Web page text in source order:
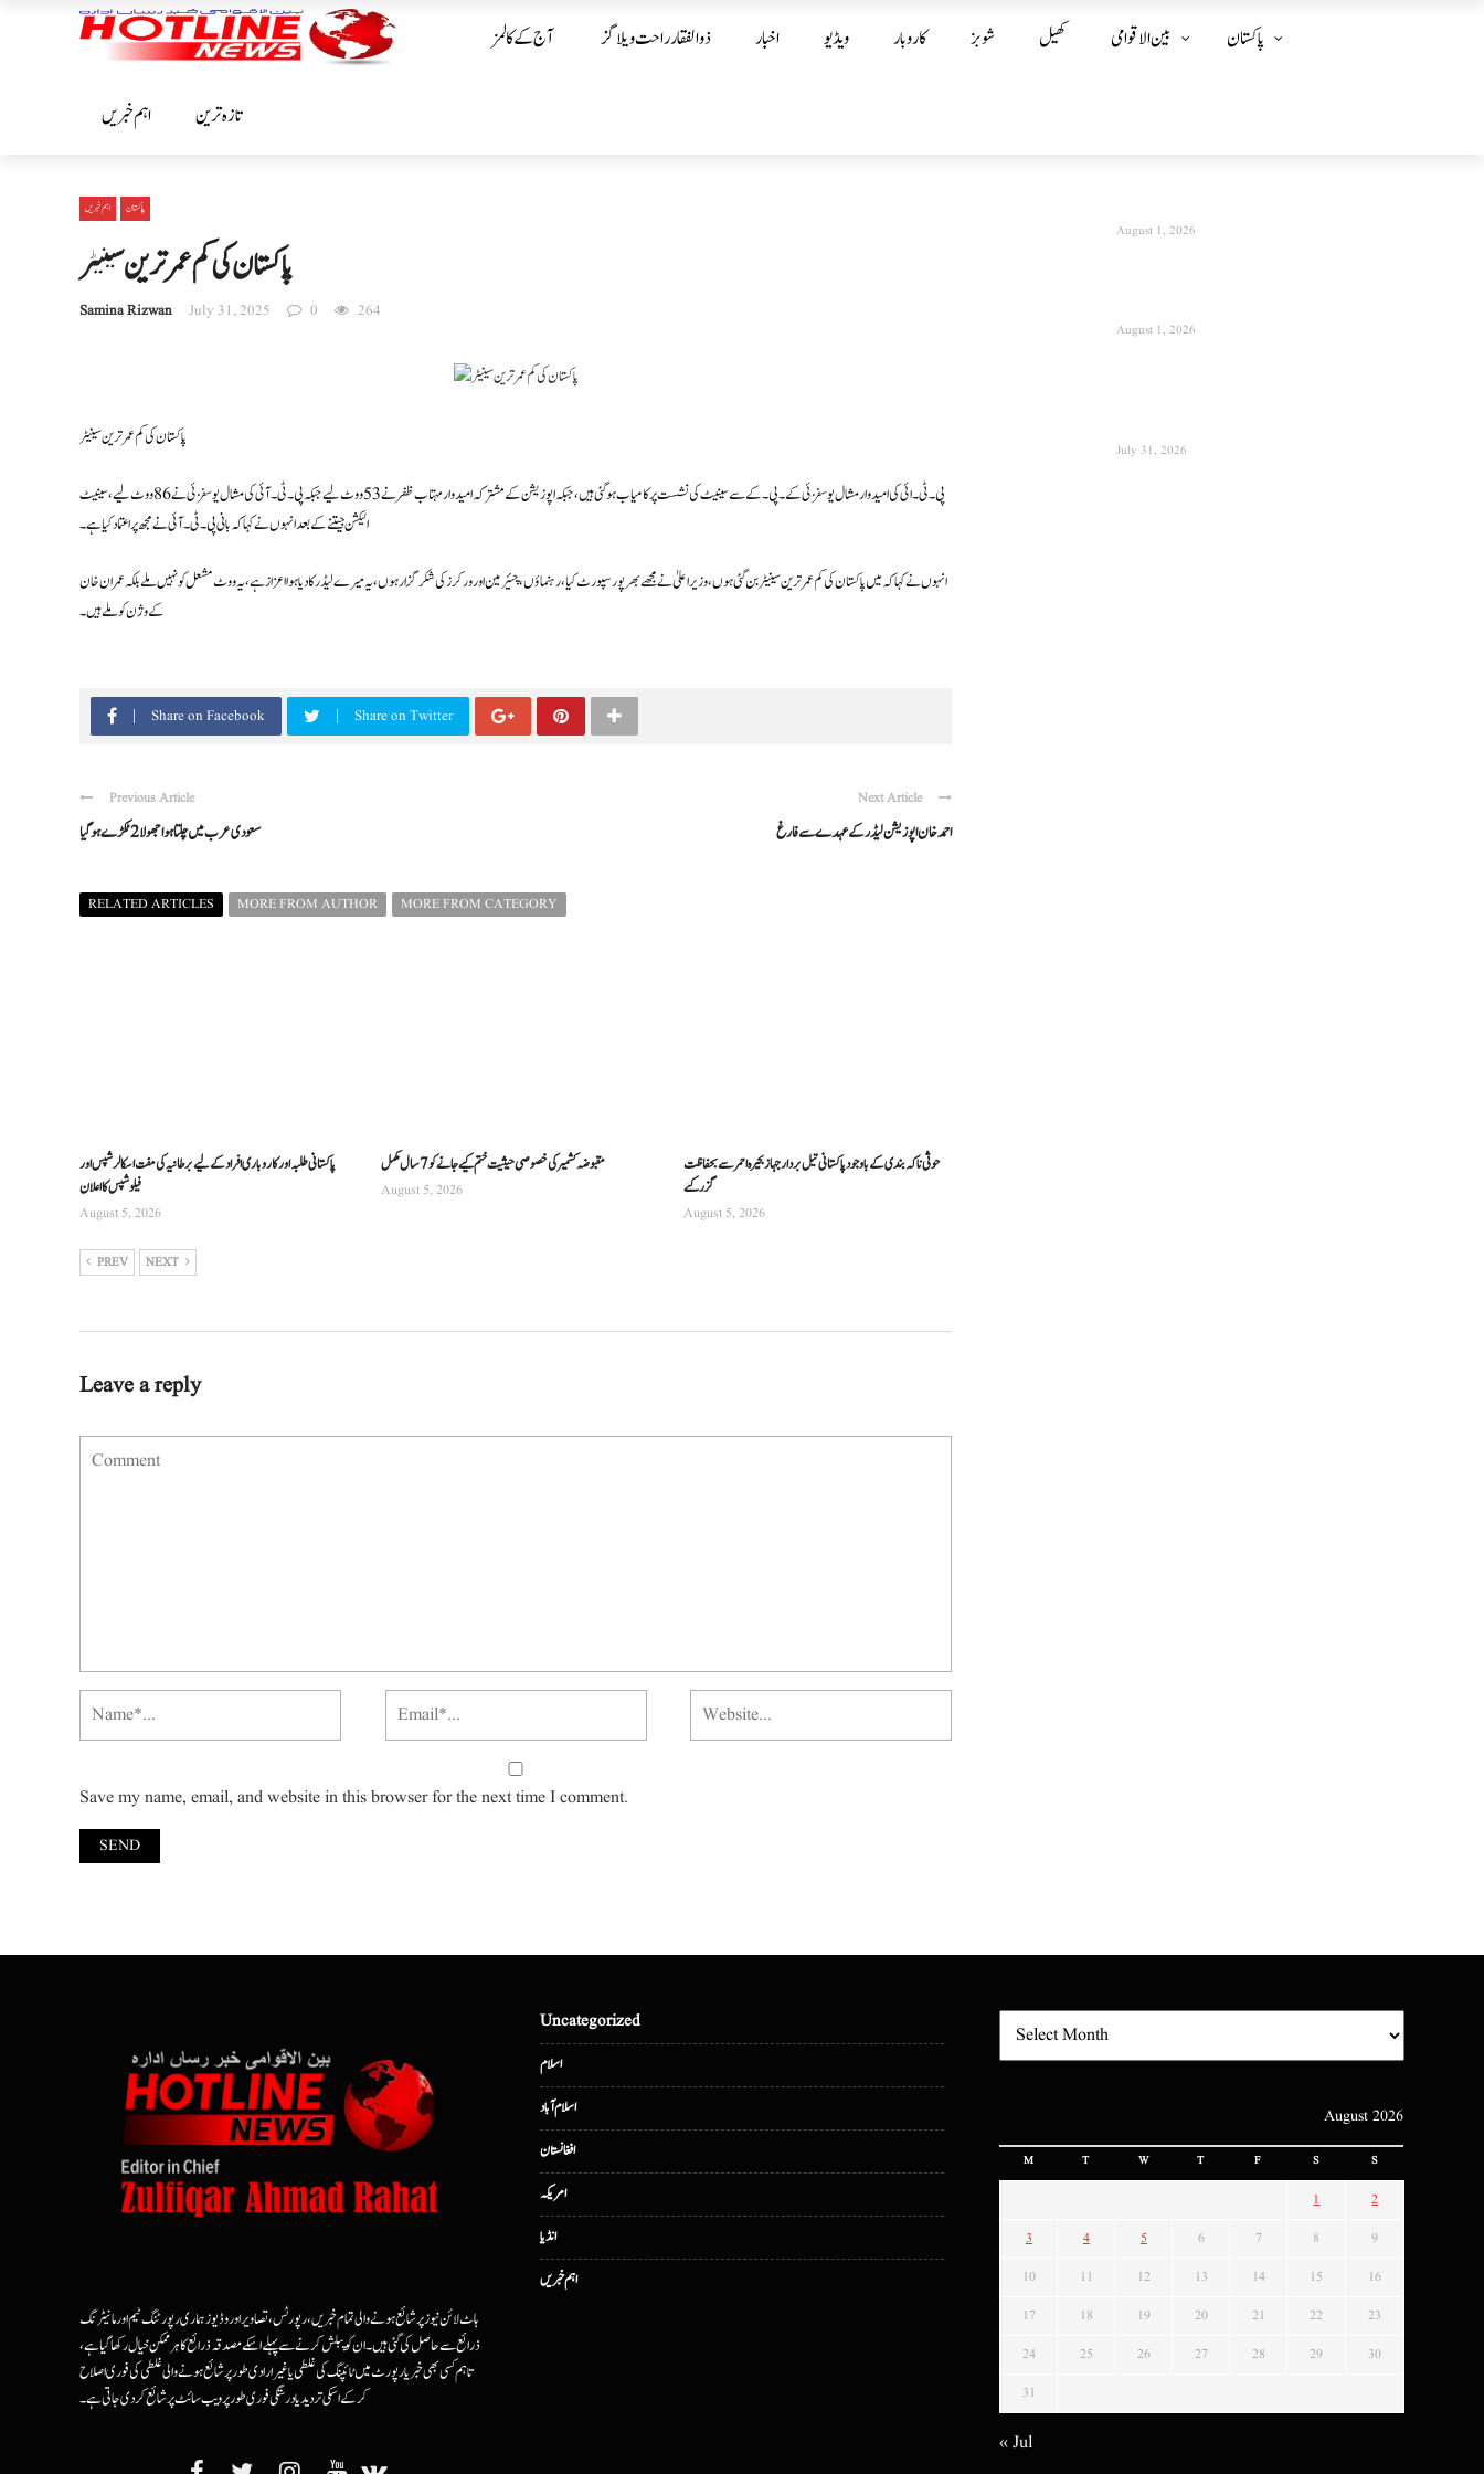
آج کے کالمز ذوالفقار راحت ویلاگز اخبار ویڈیو کاروبار شوبز کھیل بین الا قوامی پاکستان
اہم خبریں تازہ ترین
اہم خبریں پاکستان
پاکستان کی کم عمر ترین سینیٹر
Samina Rizwan July 31, 2025 0 264
پاکستان کی کم عمر ترین سینیٹر
پی۔ٹی۔ائی کی امیدوار مشال یوسفزئی کے۔پی۔کے سے سینیٹ کی نشست پر کامیاب ہو گئی ہیں، جبکہ اپوزیشن کے مشترکہ امیدوار مہتاب ظفر نے 53 ووٹ لیے جبکہ پی۔ ٹی۔ آئی کی مشال یوسفزئی نے 86 ووٹ لیے، سینیٹ
الیکشن جیتنے کے بعد انہوں نے کہا کہ بانی پی۔ ٹی۔ آئی نے مجھ پر اعتماد کیا ہے۔
انہوں نے کہا کہ میں پاکستان کی کم عمر ترین سینیٹر بن گئی ہوں، وزیراعلیٰ نے مجھے بھرپور سپورٹ کیا، رہنماؤں، چئیرمین اور ورکرز کی شکر گزار ہوں، یہ میرے لیڈر کا دیا ہوا اعزاز ہے، یہ ووٹ مشعل کو نہیں ملے بلکہ عمران خان
کے وژن کو ملے ہیں۔
Share on Facebook Share on Twitter
Previous Article
سعودی عرب میں چلتا ہوا جھولا 2 ٹکڑے ہو گیا
Next Article
احمد خان اپوزیشن لیڈر کے عہدے سے فارغ
RELATED ARTICLES MORE FROM AUTHOR MORE FROM CATEGORY
پاکستانی طلبہ اور کاروباری افراد کے لیے برطانیہ کی مفت اسکالرشپس اور
فیلوشپس کا اعلان
August 5, 2026
مقبوضہ کشمیر کی خصوصی حیثیت ختم کیے جانے کو 7 سال مکمل
August 5, 2026
حوثی ناکہ بندی کے باوجود پاکستانی تیل بردار جہاز بحیرہ احمر سے بحفاظت
گزر گئے
August 5, 2026
PREV NEXT
Leave a reply
Save my name, email, and website in this browser for the next time I comment.
August 1, 2026
August 1, 2026
July 31, 2026
ہاٹ لائن نیوز پر شائع ہونے والی تمام خبریں، رپورٹس، تصاویر اور وڈیوز ہماری رپورٹنگ ٹیم اور مانیٹرنگ
ذرائع سے حاصل کی گئی ہیں۔ ان کو پبلش کرنے سے پہلے اسکے مصدقہ ذرائع کا ہرممکن خیال رکھا گیا ہے،
تاہم کسی بھی خبر یا رپورٹ میں ٹائپنگ کی غلطی یا غیرارادی طور پر شائع ہونے والی غلطی کی فوری اصلاح
کرکے اسکی تردید یا درستگی فوری طور پر ویب سائٹ پر شائع کردی جاتی ہے۔
Uncategorized
اسلام
اسلام آباد
افغانستان
امریکہ
انڈیا
اہم خبریں
August 2026
M T W T F S S
1 2
3 4 5 6 7 8 9
10 11 12 13 14 15 16
17 18 19 20 21 22 23
24 25 26 27 28 29 30
31
« Jul